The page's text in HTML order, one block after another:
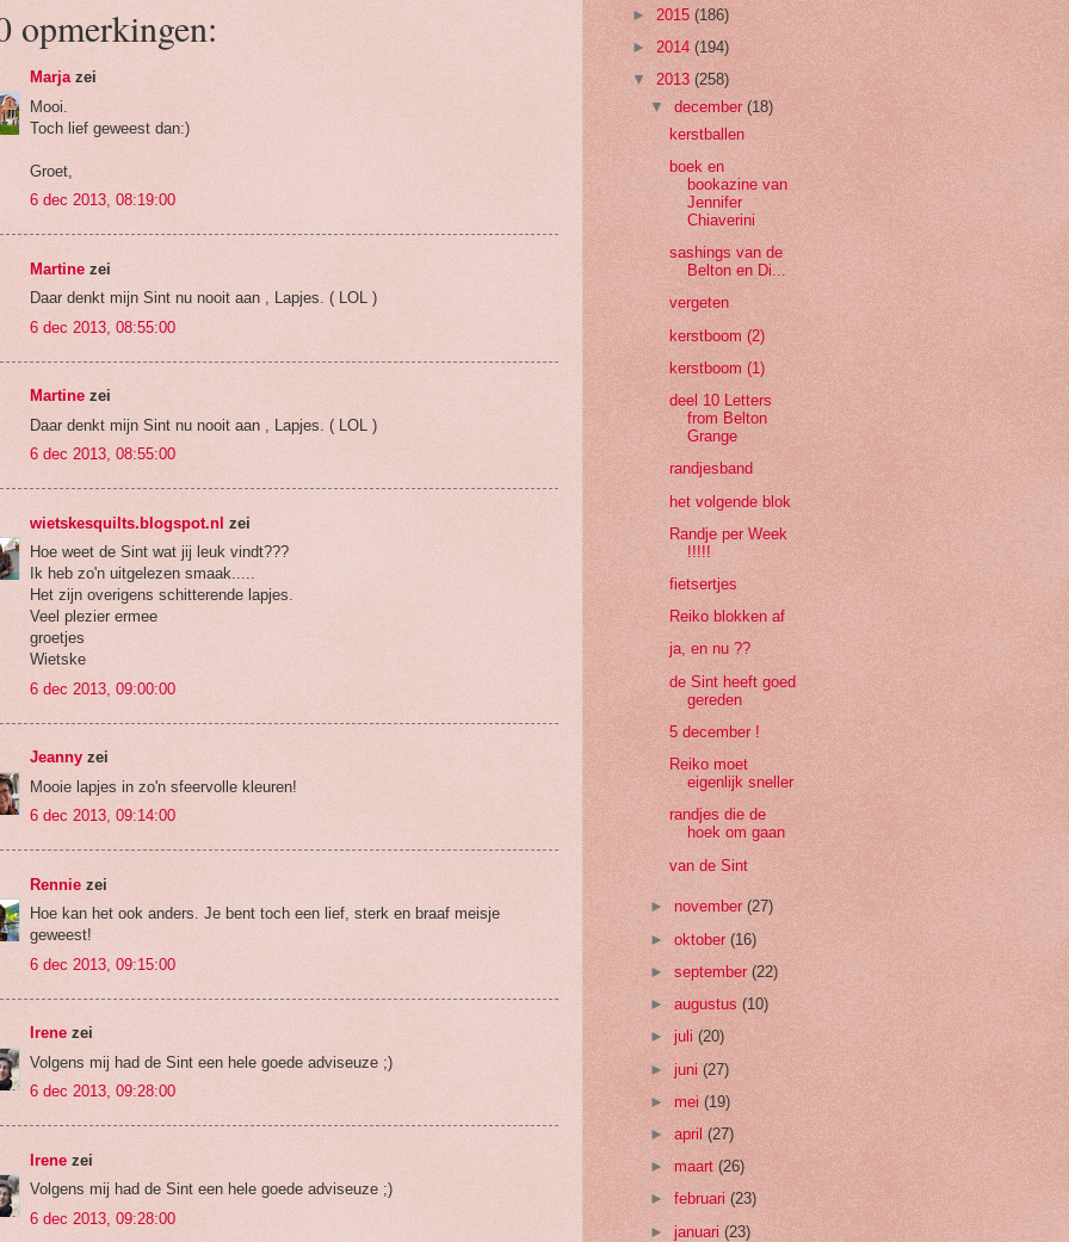
opmerkingen:
Marjazei
Mooi.
Toch lief geweest dan:)
Groet,
6 dec 2013, 08:19:00
Martine zei
Daar denkt mijn Sint nu nooit aan , Lapjes. ( LOL )
6 dec 2013, 08:55:00
Martine zei
Daar denkt mijn Sint nu nooit aan , Lapjes. ( LOL )
6 dec 2013, 08:55:00
wietskesquilts.blogspot.nl zei
Hoe weet de Sint wat jij leuk vindt???
Ik heb zo'n uitgelezen smaak.....
Het zijn overigens schitterende lapjes.
Veel plezier ermee
groetjes
Wietske
6 dec 2013, 09:00:00
Jeanny zei
Mooie lapjes in zo'n sfeervolle kleuren!
6 dec 2013, 09:14:00
Rennie zei
Hoe kan het ook anders. Je bent toch een lief, sterk en braaf meisje
geweest!
6 dec 2013, 09:15:00
Irene zei
Volgens mij had de Sint een hele goede adviseuze ;)
6 dec 2013, 09:28:00
Irene zei
Volgens mij had de Sint een hele goede adviseuze ;)
6 dec 2013, 09:28:00
► 2015 (186)
► 2014 (194)
▼ 2013 (258)
▼december(18)
kerstballen
boek en
bookazine van
Jennifer
Chiaverini
sashings van de
Belton en Di...
vergeten
kerstboom (2)
kerstboom (1)
deel 10 Letters
from Belton
Grange
randjesband
het volgende blok
Randje per Week
!!!!!
fietsertjes
Reiko blokken af
ja, en nu ??
de Sint heeft goed
gereden
5 december !
Reiko moet
eigenlijk sneller
randjes die de
hoek om gaan
van de Sint
►november(27)
►oktober(16)
►september(22)
►augustus(10)
►juli(20)
►juni(27)
►mei(19)
►april(27)
►maart(26)
►februari(23)
►januari(23)